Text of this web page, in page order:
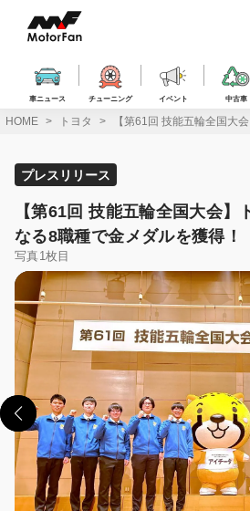
ス
車ニュース チューニング イベント 中古車
HOME トヨタ 【第61回 技能五輪全国大
プレスリリース
【第61回 技能五輪全国大会】
なる8職種で金メダルを獲得！
写真1枚目